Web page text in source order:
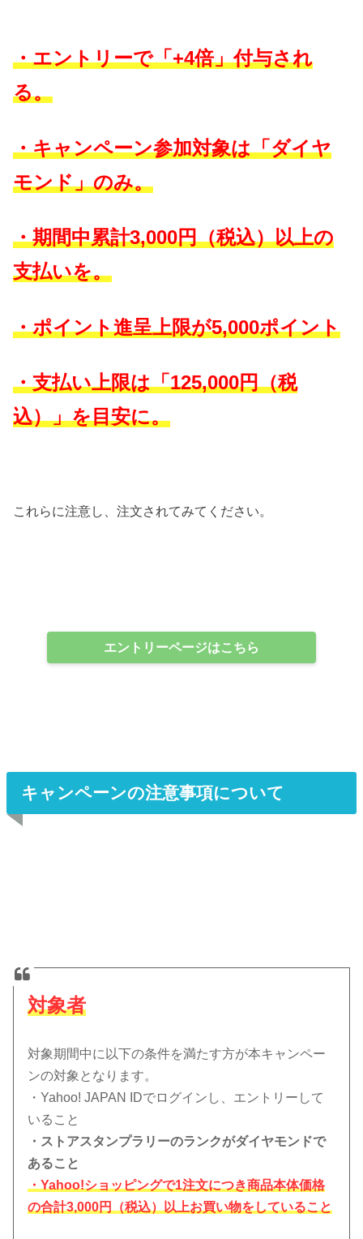
・エントリーで「+4倍」付与され
る。
・キャンペーン参加対象は「ダイヤ
モンド」のみ。
・期間中累計3,000円（税込）以上の
支払いを。
・ポイント進呈上限が5,000ポイント
・支払い上限は「125,000円（税
込）」を目安に。
これらに注意し、注文されてみてください。
エントリーページはこちら
キャンペーンの注意事項について
対象者
対象期間中に以下の条件を満たす方が本キャンペー
ンの対象となります。
・Yahoo! JAPAN IDでログインし、エントリーして
いること
・ストアスタンプラリーのランクがダイヤモンドで
あること
・Yahoo!ショッピングで1注文につき商品本体価格
の合計3,000円（税込）以上お買い物をしていること